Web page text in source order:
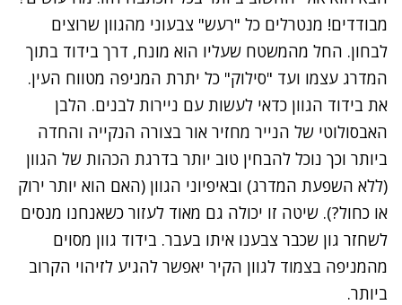
מבודדים! מנטרלים כל "רעש" צבעוני מהגוון שרוצים
לבחון. החל מהמשטח שעליו הוא מונח, דרך בידוד בתוך
המדרג עצמו ועד "סילוק" כל יתרת המניפה מטווח העין.
את בידוד הגוון כדאי לעשות עם ניירות לבנים. הלבן
האבסולוטי של הנייר מחזיר אור בצורה הנקייה והחדה
ביותר וכך נוכל להבחין טוב יותר בדרגת הכהות של הגוון
(ללא השפעת המדרג) ובאיפיוני הגוון (האם הוא יותר ירוק
או כחול?). שיטה זו יכולה גם מאוד לעזור כשאנחנו מנסים
לשחזר גון שכבר צבענו איתו בעבר. בידוד גוון מסוים
מהמניפה בצמוד לגוון הקיר יאפשר להגיע לזיהוי הקרוב
ביותר.